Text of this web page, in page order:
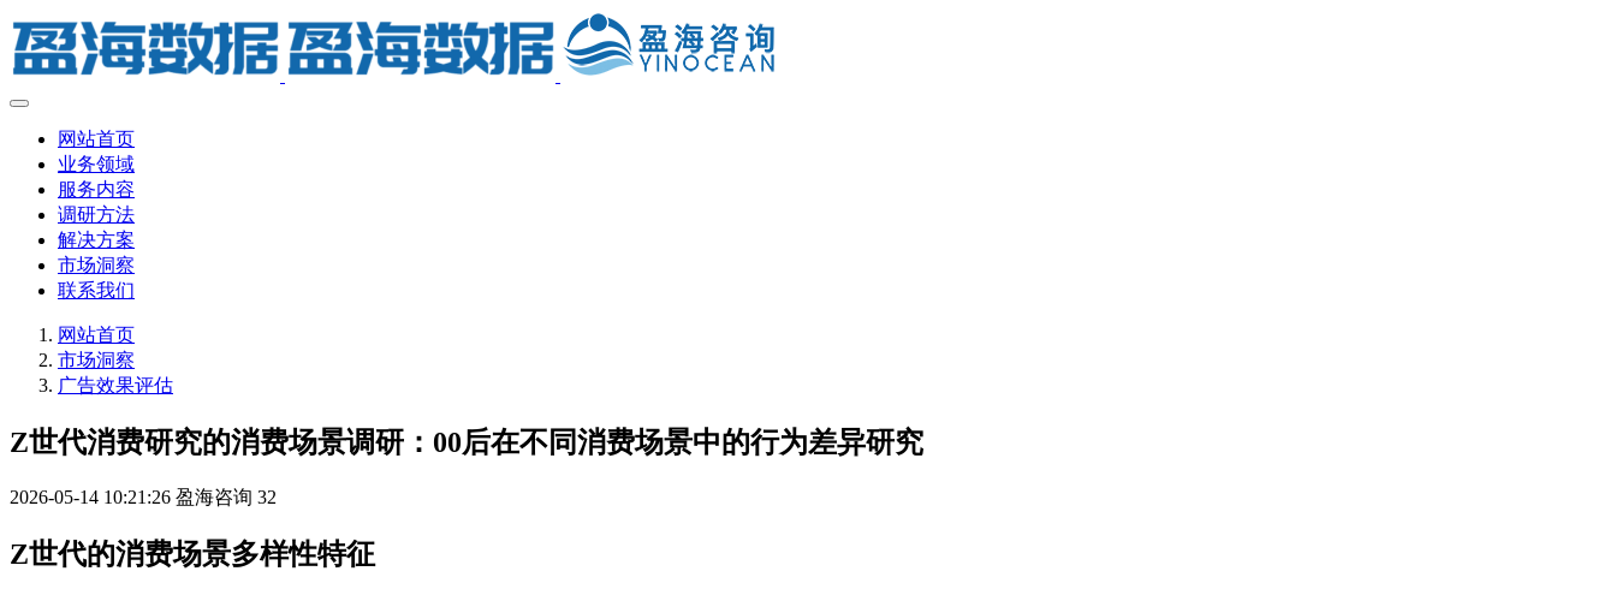
网站首页
业务领域
服务内容
调研方法
解决方案
市场洞察
联系我们
网站首页
市场洞察
广告效果评估
Z世代消费研究的消费场景调研：00后在不同消费场景中的行为差异研究
2026-05-14 10:21:26 盈海咨询 32
Z世代的消费场景多样性特征